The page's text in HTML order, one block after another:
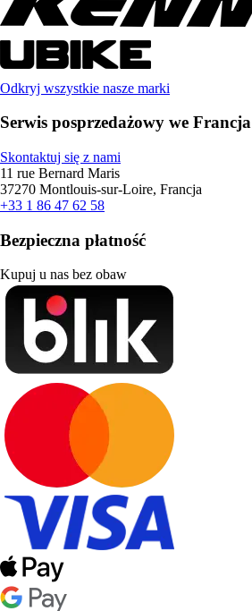
Odkryj wszystkie nasze marki
Serwis posprzedażowy we Francja
Skontaktuj się z nami
11 rue Bernard Maris
37270 Montlouis-sur-Loire, Francja
+33 1 86 47 62 58
Bezpieczna płatność
Kupuj u nas bez obaw